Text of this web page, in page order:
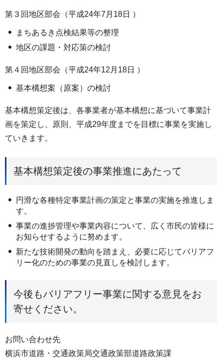
第３回地区部会（平成24年7月18日 ）
まちあるき点検結果等の整理
地区の課題・対応策の検討
第４回地区部会（平成24年12月18日 ）
基本構想案（原案）の検討
基本構想策定後は、各事業者が基本構想に基づいて事業計
画を策定し、原則、平成29年度までを目標に事業を実施し
ていきます。
基本構想策定後の事業推進にあたって
円滑な各種特定事業計画の策定と事業の実施を推進しま
す。
事業の進捗管理や事業内容について、広く市民の皆様に
お知らせするように努めます。
新たな技術開発の動向を踏まえ、必要に応じてバリアフ
リー化のための事業の見直しを検討します。
今後もバリアフリー事業に関する意見をお
寄せください。
お問い合わせ先
横浜市道路・交通政策局交通政策部道路政策課